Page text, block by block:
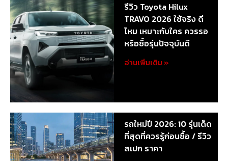
รีวิว Toyota Hilux
TRAVO 2026 ใช้จริง ดี
ไหม เหมาะกับใคร ควรรอ
หรือซื้อรุ่นปัจจุบันดี
อ่านเพิ่มเติม »
รถใหม่ปี 2026: 10 รุ่นเด็ด
ที่สุดที่ควรรู้ก่อนซื้อ / รีวิว
สเปก ราคา